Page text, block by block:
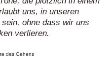
uns, in unseren
ohne dass wir uns
verlieren.
des Gehens